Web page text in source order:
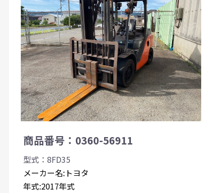
商品番号：0360-56911
型式：8FD35
メーカー名:トヨタ
年式:2017年式